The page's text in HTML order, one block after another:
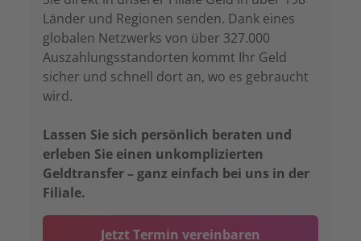
Länder und Regionen senden. Dank eines
globalen Netzwerks von über 327.000
Auszahlungsstandorten kommt Ihr Geld
sicher und schnell dort an, wo es gebraucht
wird.
Lassen Sie sich persönlich beraten und
erleben Sie einen unkomplizierten
Geldtransfer – ganz einfach bei uns in der
Filiale.
Jetzt Termin vereinbaren